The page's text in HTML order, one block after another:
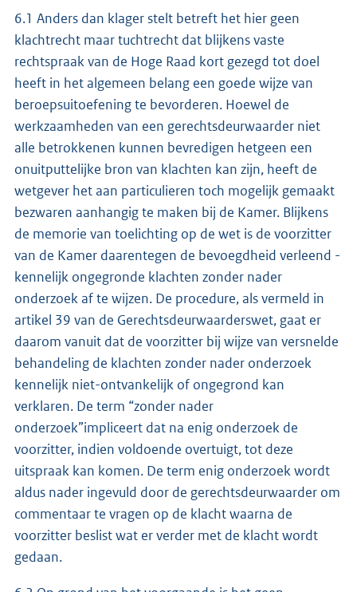
6.1 Anders dan klager stelt betreft het hier geen
klachtrecht maar tuchtrecht dat blijkens vaste
rechtspraak van de Hoge Raad kort gezegd tot doel
heeft in het algemeen belang een goede wijze van
beroepsuitoefening te bevorderen. Hoewel de
werkzaamheden van een gerechtsdeurwaarder niet
alle betrokkenen kunnen bevredigen hetgeen een
onuitputtelijke bron van klachten kan zijn, heeft de
wetgever het aan particulieren toch mogelijk gemaakt
bezwaren aanhangig te maken bij de Kamer. Blijkens
de memorie van toelichting op de wet is de voorzitter
van de Kamer daarentegen de bevoegdheid verleend -
kennelijk ongegronde klachten zonder nader
onderzoek af te wijzen. De procedure, als vermeld in
artikel 39 van de Gerechtsdeurwaarderswet, gaat er
daarom vanuit dat de voorzitter bij wijze van versnelde
behandeling de klachten zonder nader onderzoek
kennelijk niet-ontvankelijk of ongegrond kan
verklaren. De term “zonder nader
onderzoek”impliceert dat na enig onderzoek de
voorzitter, indien voldoende overtuigt, tot deze
uitspraak kan komen. De term enig onderzoek wordt
aldus nader ingevuld door de gerechtsdeurwaarder om
commentaar te vragen op de klacht waarna de
voorzitter beslist wat er verder met de klacht wordt
gedaan.